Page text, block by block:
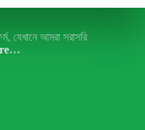
যেখানে আমরা সরাসরি
…